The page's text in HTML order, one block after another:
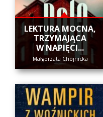
​LEKTURA MOCNA,
TRZYMAJĄCA
W NAPIĘCI...
Małgorzata Chojnicka